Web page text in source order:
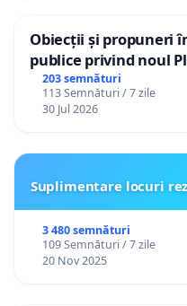
Obiecții și propuneri
publice privind noul
(PUG) Ialoveni
203 semnături
113 Semnături / 7 zile
30 Jul 2026
Suplimentare locuri
3 480 semnături
109 Semnături / 7 zile
20 Nov 2025